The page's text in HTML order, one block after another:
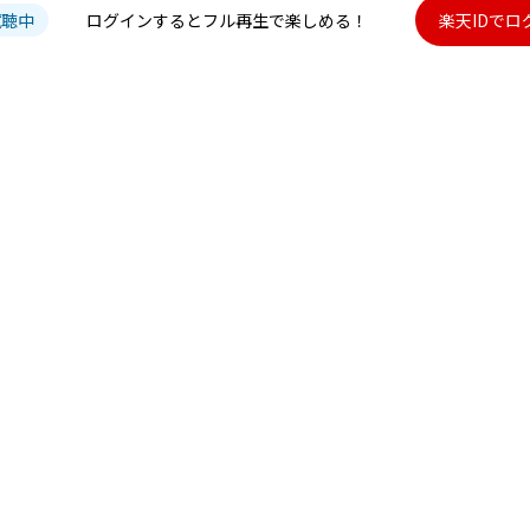
中 ログインするとフル再生で楽しめる！ 楽天IDでロ